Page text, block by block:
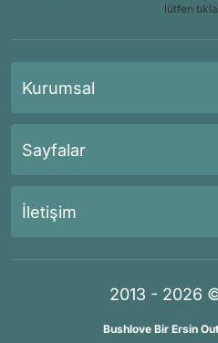
lütfen
Kurumsal
Sayfalar
İletişim
2013 - 2026
Bushlove Bir Ersin